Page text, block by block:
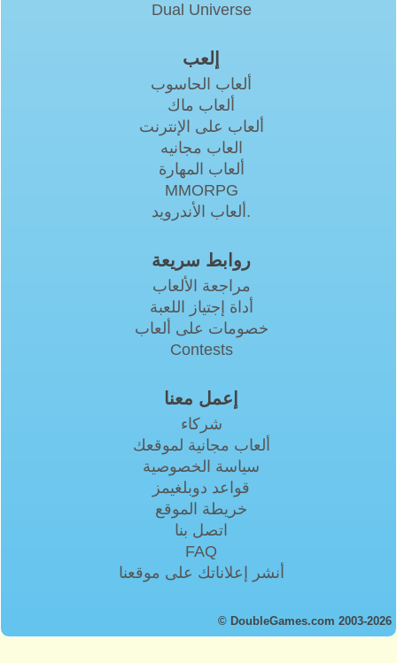
Dual Universe
إلعب
ألعاب الحاسوب
ألعاب ماك
ألعاب على الإنترنت
العاب مجانيه
ألعاب المهارة
MMORPG
ألعاب الأندرويد.
روابط سريعة
مراجعة الألعاب
أداة إجتياز اللعبة
خصومات على ألعاب
Contests
إعمل معنا
شركاء
ألعاب مجانية لموقعك
سياسة الخصوصية
قواعد دوبلغيمز
خريطة الموقع
اتصل بنا
FAQ
أنشر إعلاناتك على موقعنا
© DoubleGames.com 2003-2026